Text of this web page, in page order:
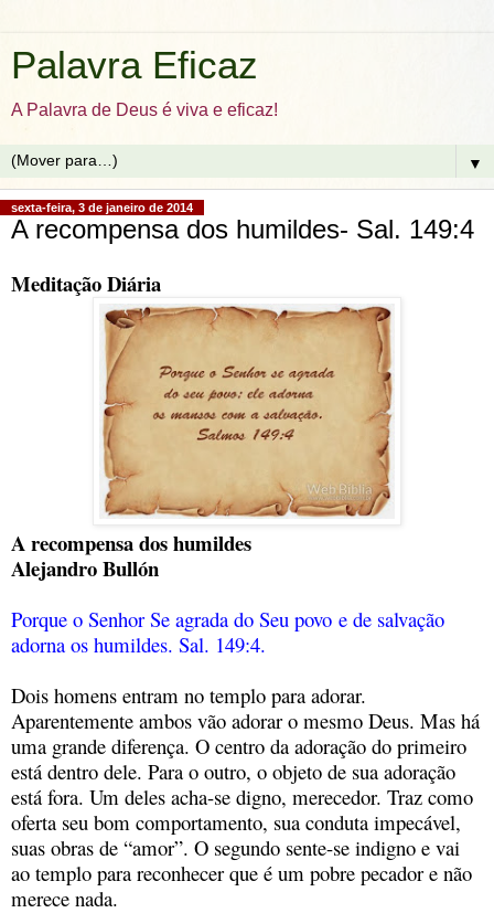
Palavra Eficaz
A Palavra de Deus é viva e eficaz!
▼
sexta-feira, 3 de janeiro de 2014
A recompensa dos humildes- Sal. 149:4
Meditação Diária
A recompensa dos humildes
Alejandro Bullón
Porque o Senhor Se agrada do Seu povo e de salvação
adorna os humildes. Sal. 149:4.
Dois homens entram no templo para adorar.
Aparentemente ambos vão adorar o mesmo Deus. Mas há
uma grande diferença. O centro da adoração do primeiro
está dentro dele. Para o outro, o objeto de sua adoração
está fora. Um deles acha-se digno, merecedor. Traz como
oferta seu bom comportamento, sua conduta impecável,
suas obras de “amor”. O segundo sente-se indigno e vai
ao templo para reconhecer que é um pobre pecador e não
merece nada.